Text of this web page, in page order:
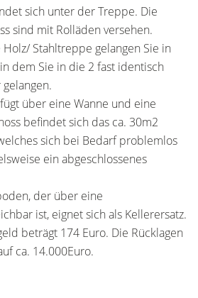
sich unter der Treppe. Die
sind mit Rolläden versehen.
Stahltreppe gelangen Sie in
dem Sie in die 2 fast identisch
über eine Wanne und eine
befindet sich das ca. 30m2
sich bei Bedarf problemlos
ein abgeschlossenes
der über eine
ist, eignet sich als Kellerersatz.
beträgt 174 Euro. Die Rücklagen
ca. 14.000Euro.